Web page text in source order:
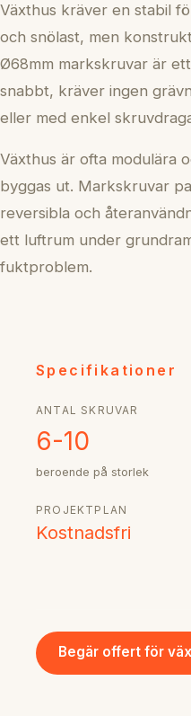
Växthus kräver en stabil
och snölast, men
Ø68mm markskruvar är
snabbt, kräver ingen
eller med enkel
Växthus är ofta modulära
byggas ut. Markskruvar
reversibla och
ett luftrum under
fuktproblem.
Specifikationer
ANTAL SKRUVAR
6-10
beroende på storlek
PROJEKTPLAN
Kostnadsfri
Begär offert för